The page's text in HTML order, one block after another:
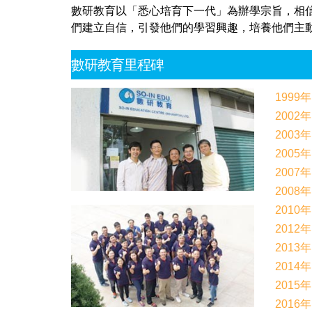
數研教育以「悉心培育下一代」為辦學宗旨，
們建立自信，引發他們的學習興趣，培養他們
數研教育里程碑
1999年
2002年
2003年
2005年
2007年
2008年
2010年
2012年
2013年
2014年
2015年
2016年